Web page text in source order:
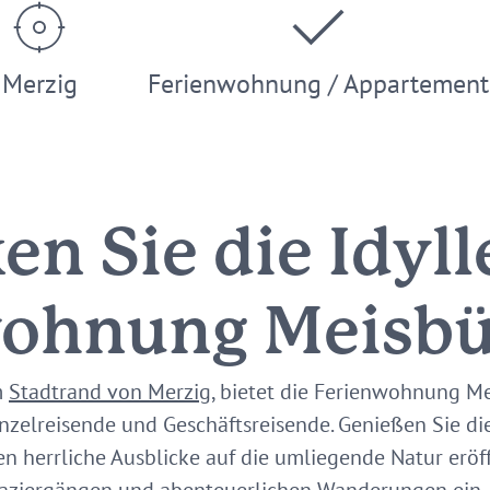
Merzig Ferienwohnung / Appartement
Sie die
Stadtrand von Merzig, bietet die Ferienwohnung
und Geschäftsreisende. Genießen Sie
herrliche Ausblicke auf die umliegende Natur